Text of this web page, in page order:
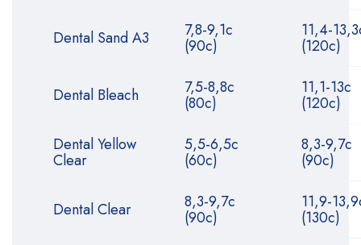
Dental Sand A3 7,8-9,1с
(90с)
11,4-
(120с)
Dental Bleach 7,5-8,8с
(80с)
11,1-13с
(120с)
Dental Yellow
Clear
5,5-6,5с
(60с)
8,3-9,7с
(90с)
Dental Clear 8,3-9,7с
(90с)
11,9-
(130с)